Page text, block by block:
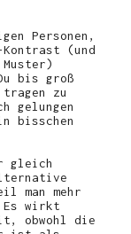
Personen,
Kontrast (und
bis groß
tragen zu
gelungen
bisschen
gleich
man mehr
Es wirkt
obwohl die